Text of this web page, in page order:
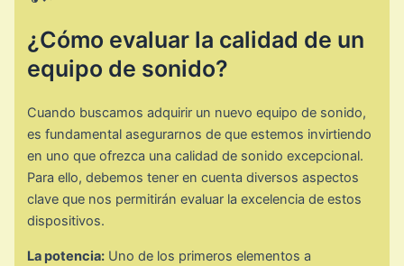
¿Cómo evaluar la calidad de un
equipo de sonido?
Cuando buscamos adquirir un nuevo equipo de sonido,
es fundamental asegurarnos de que estemos invirtiendo
en uno que ofrezca una calidad de sonido excepcional.
Para ello, debemos tener en cuenta diversos aspectos
clave que nos permitirán evaluar la excelencia de estos
dispositivos.
La potencia: Uno de los primeros elementos a